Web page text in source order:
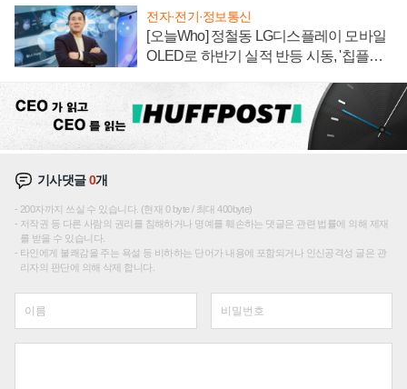
전자·전기·정보통신
[오늘Who] 정철동 LG디스플레이 모바일
OLED로 하반기 실적 반등 시동, '칩플레
기사댓글0개
200자까지 쓰실 수 있습니다. (현재 0 byte / 최대 400byte)
저작권 등 다른 사람의 권리를 침해하거나 명예를 훼손하는 댓글은 관련 법률에 의해 제재
를 받을 수 있습니다.
타인에게 불쾌감을 주는 욕설 등 비하하는 단어가 내용에 포함되거나 인신공격성 글은 관
리자의 판단에 의해 삭제 합니다.